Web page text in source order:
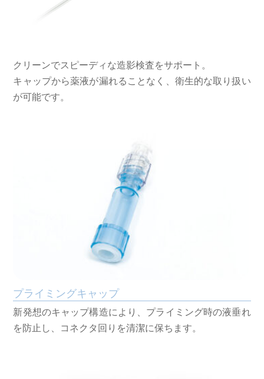
クリーンでスピーディな造影検査をサポート。
キャップから薬液が漏れることなく、衛生的な取り扱い
が可能です。
プライミングキャップ
新発想のキャップ構造により、プライミング時の液垂れ
を防止し、コネクタ回りを清潔に保ちます。